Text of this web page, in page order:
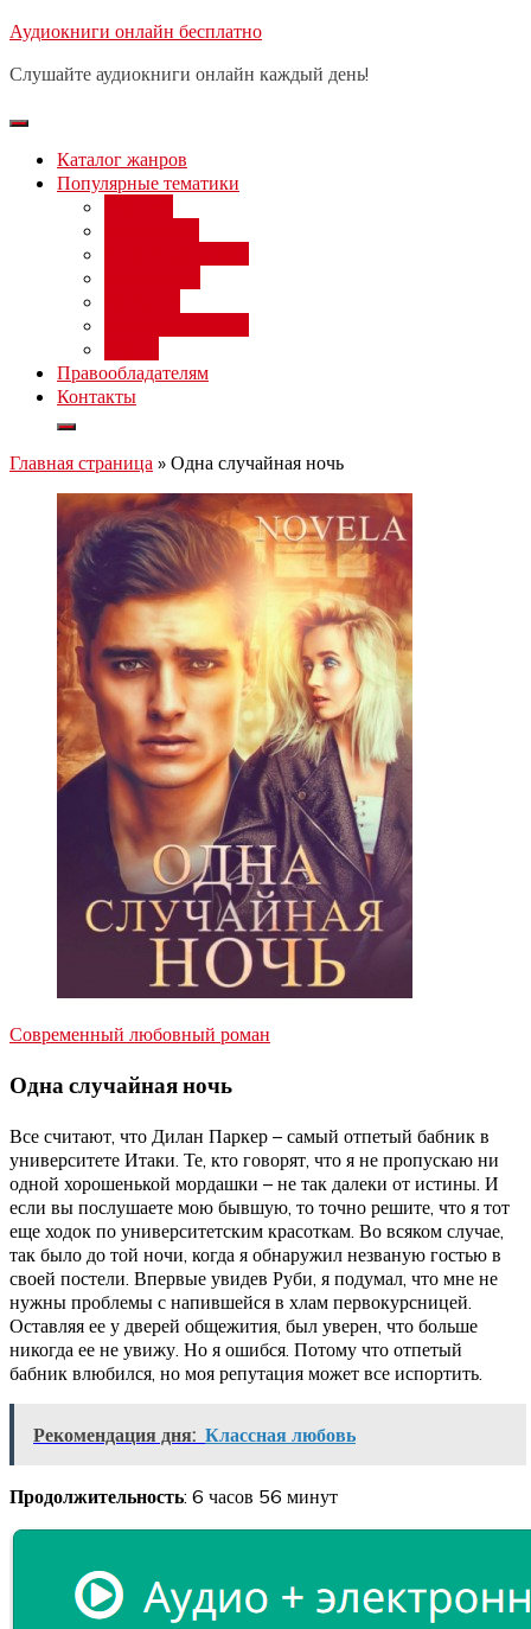
Перейти
содержимому
Аудиокниги онлайн бесплатно
Слушайте аудиокниги онлайн каждый день!
Каталог жанров
Популярные тематики
Правообладателям
Контакты
Главная страница » Одна случайная ночь
Современный любовный роман
Одна случайная ночь
Все считают, что Дилан Паркер – самый отпетый бабник в
университете Итаки. Те, кто говорят, что я не пропускаю ни
одной хорошенькой мордашки – не так далеки от истины. И
если вы послушаете мою бывшую, то точно решите, что я тот
еще ходок по университетским красоткам. Во всяком случае,
так было до той ночи, когда я обнаружил незваную гостью в
своей постели. Впервые увидев Руби, я подумал, что мне не
нужны проблемы с напившейся в хлам первокурсницей.
Оставляя ее у дверей общежития, был уверен, что больше
никогда ее не увижу. Но я ошибся. Потому что отпетый
бабник влюбился, но моя репутация может все испортить.
Рекомендация дня: Классная любовь
Продолжительность: 6 часов 56 минут
Бесплатный вебинар: заработок на нейросетях от 3000